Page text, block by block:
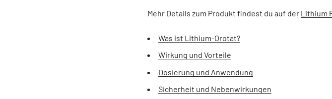
Mehr Details zum Produkt findest du auf der Lithium
Was ist Lithium-Orotat?
Wirkung und Vorteile
Dosierung und Anwendung
Sicherheit und Nebenwirkungen